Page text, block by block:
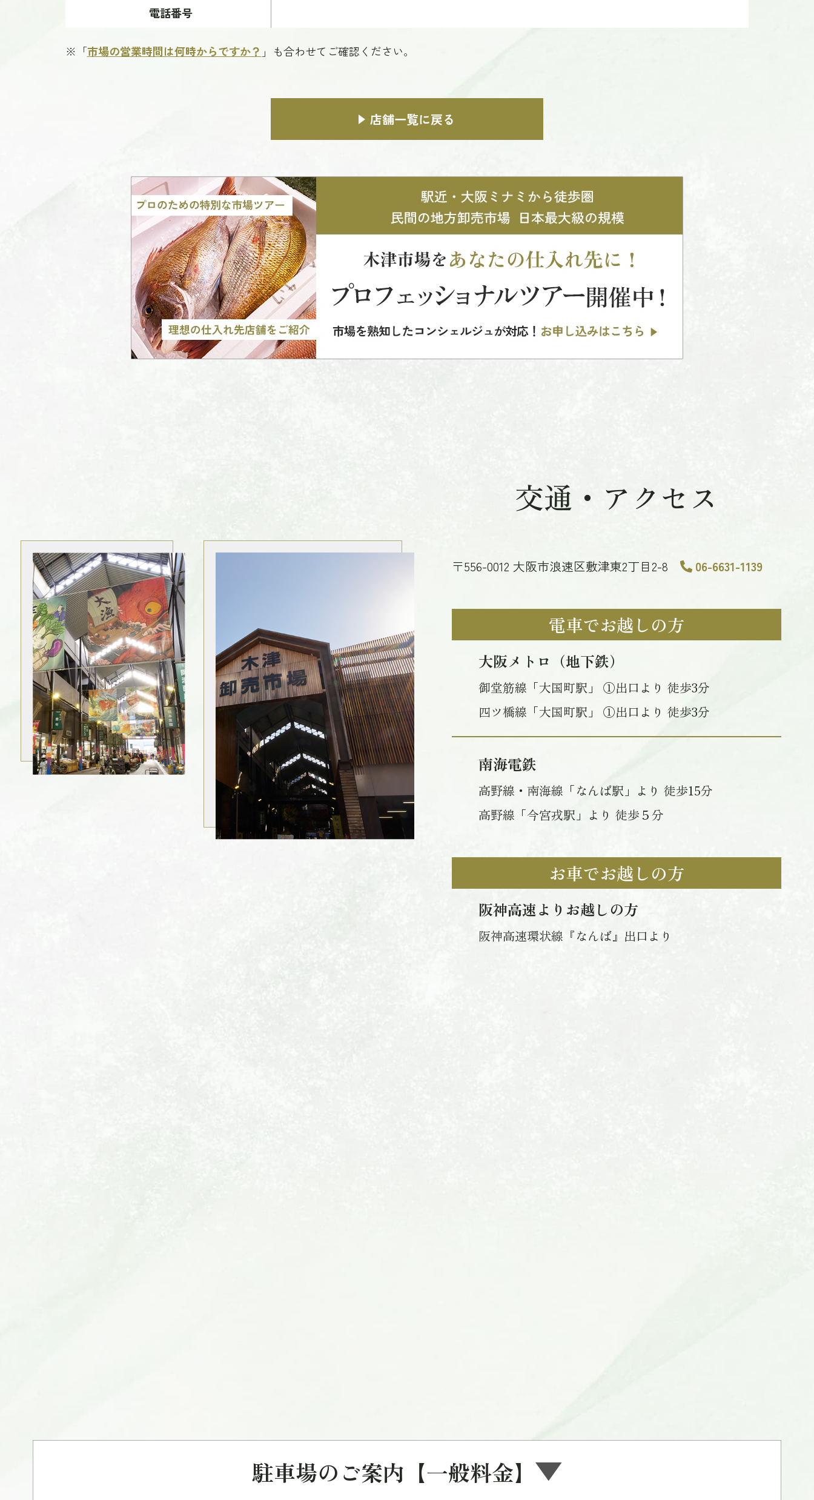
電話番号
※「市場の営業時間は何時からですか？ 」も合わせてご確認ください。
店舗一覧に戻る
交通・アクセス
〒556-0012 大阪市浪速区敷津東2丁目2-8 06-6631-1139
電車でお越しの方
大阪メトロ（地下鉄）
御堂筋線「大国町駅」 ①出口より 徒歩3分
四ツ橋線「大国町駅」 ①出口より 徒歩3分
南海電鉄
高野線・南海線「なんば駅」より 徒歩15分
高野線「今宮戎駅」より 徒歩５分
お車でお越しの方
阪神高速よりお越しの方
阪神高速環状線『なんば』出口より
駐車場のご案内【一般料金】